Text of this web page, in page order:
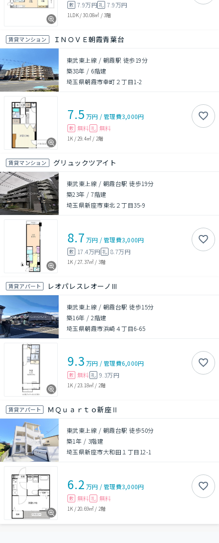
敷 7.9万円礼 7.9万円
1LDK/30.08㎡ /3階
賃貸マンション ＩＮＯＶＥ朝霞青葉台
東武東上線 / 朝霞駅 徒歩19分
築38年 / 6階建
埼玉県朝霞市幸町２丁目1-2
7.5 万円 /管理費3,000円
敷 無料 礼 無料
1K / 29.4㎡ / 2階
賃貸マンション グリュックツアイト
東武東上線 / 朝霞台駅 徒歩19分
築23年 /7階建
埼玉県新座市東北２丁目35-9
8.7 万円 /管理費3,000円
敷 17.4万円 礼 8.7万円
1K / 27.37㎡ / 3階
賃貸アパート レオパレスレオーノⅢ
東武東上線 / 朝霞台駅 徒歩15分
築16年 /2階建
埼玉県朝霞市浜崎４丁目6-65
9.3 万円 /管理費6,000円
敷 無料 礼 9.3万円
1K / 23.18㎡ / 2階
賃貸アパート ＭＱｕａｒｔｏ新座Ⅱ
東武東上線 / 朝霞台駅 徒歩50分
築1年 / 3階建
埼玉県新座市大和田１丁目12-1
6.2 万円 /管理費3,000円
敷 無料 礼 無料
1K / 20.69㎡ / 2階